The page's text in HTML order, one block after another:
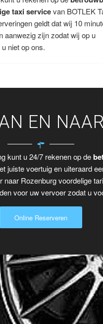
taxi servicevan BOTLEK
geldt dat wij 10
aanwezig zijn zodat wij op u
niet op ons.
EN NAAR
kunt u 24/7 rekenen op de
juiste voertuig en uiteraard
Rozenburg voordelige
voor uw vervoer zodat u
Online Reserveren